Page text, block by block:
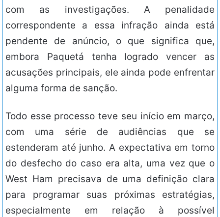
com as investigações. A penalidade
correspondente a essa infração ainda está
pendente de anúncio, o que significa que,
embora Paquetá tenha logrado vencer as
acusações principais, ele ainda pode enfrentar
alguma forma de sanção.
Todo esse processo teve seu início em março,
com uma série de audiências que se
estenderam até junho. A expectativa em torno
do desfecho do caso era alta, uma vez que o
West Ham precisava de uma definição clara
para programar suas próximas estratégias,
especialmente em relação à possível